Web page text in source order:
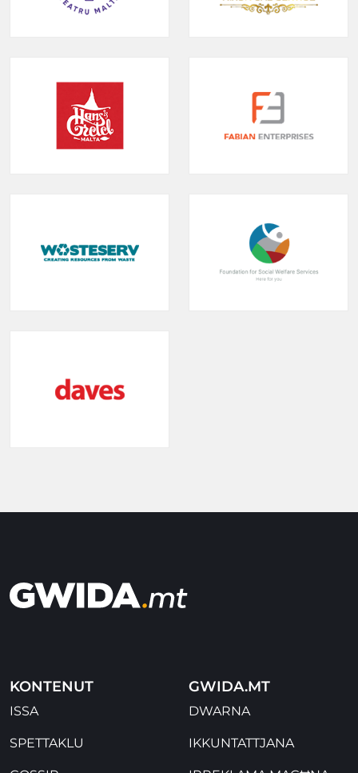
KONTENUT
ISSA
SPETTAKLU
GWIDA.MT
DWARNA
IKKUNTATTJANA